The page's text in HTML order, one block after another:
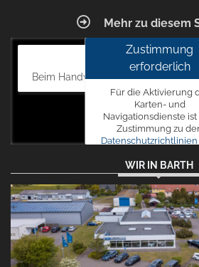
Mehr zu diesem
Autohaus Blunck
Beim Handweiser 19, 18311 Ribnitz-
Zustimmung
erforderlich
Für die Aktivierung
Karten- und
Navigationsdienste ist
Zustimmung zu
Datenschutzrichtlinien
erforderlich.
Zustimmen
und
aktivieren
WIR IN BARTH